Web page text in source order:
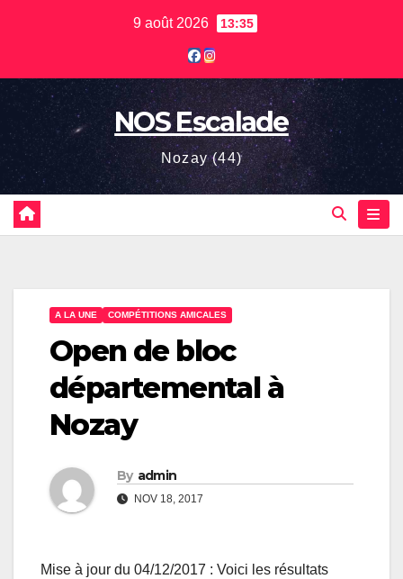
9 août 2026 13:35
NOS Escalade
Nozay (44)
A LA UNE COMPÉTITIONS AMICALES
Open de bloc
départemental à
Nozay
By admin
NOV 18, 2017
Mise à jour du 04/12/2017 : Voici les résultats